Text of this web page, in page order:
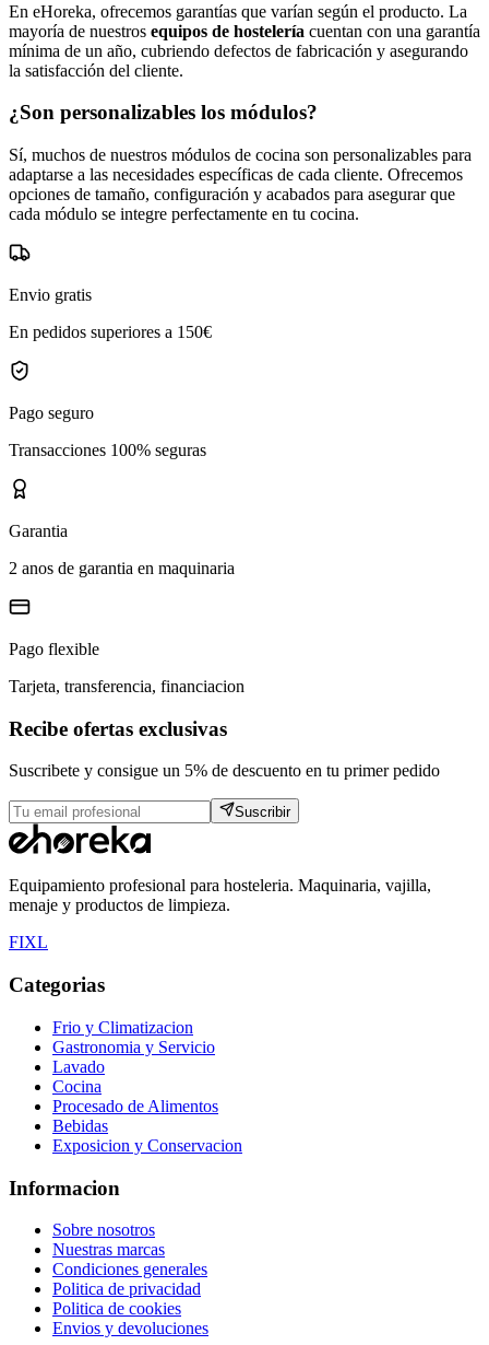
En eHoreka, ofrecemos garantías que varían según el producto. La
mayoría de nuestros equipos de hostelería cuentan con una garantía
mínima de un año, cubriendo defectos de fabricación y asegurando
la satisfacción del cliente.
¿Son personalizables los módulos?
Sí, muchos de nuestros módulos de cocina son personalizables para
adaptarse a las necesidades específicas de cada cliente. Ofrecemos
opciones de tamaño, configuración y acabados para asegurar que
cada módulo se integre perfectamente en tu cocina.
Envio gratis
En pedidos superiores a 150€
Pago seguro
Transacciones 100% seguras
Garantia
2 anos de garantia en maquinaria
Pago flexible
Tarjeta, transferencia, financiacion
Recibe ofertas exclusivas
Suscribete y consigue un 5% de descuento en tu primer pedido
Suscribir
Equipamiento profesional para hosteleria. Maquinaria, vajilla,
menaje y productos de limpieza.
FIXL
Categorias
Frio y Climatizacion
Gastronomia y Servicio
Lavado
Cocina
Procesado de Alimentos
Bebidas
Exposicion y Conservacion
Informacion
Sobre nosotros
Nuestras marcas
Condiciones generales
Politica de privacidad
Politica de cookies
Envios y devoluciones